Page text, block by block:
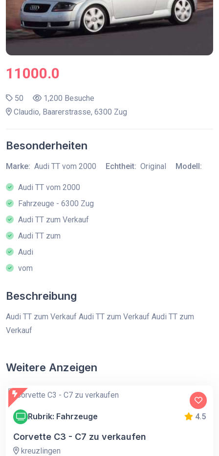
11000.0
50
1,200 Besuche
Claudio, Baarerstrasse, 6300 Zug
Besonderheiten
Marke: Audi TT vom 2000 Echtheit: Original Modell:
Audi TT vom 2000
Fahrzeuge - 6300 Zug
Audi TT zum Verkauf
Audi TT zum
Audi
vom
Beschreibung
Audi TT zum Verkauf Audi TT zum Verkauf Audi TT zum
Verkauf
Weitere Anzeigen
Rubrik: Fahrzeuge 4.5
Corvette C3 - C7 zu verkaufen
kreuzlingen